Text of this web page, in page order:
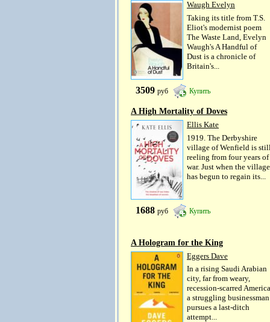
Waugh Evelyn
Taking its title from T.S.
Eliot's modernist poem
The Waste Land, Evelyn
Waugh's A Handful of
Dust is a chronicle of
Britain's...
3509 руб Купить
A High Mortality of Doves
Ellis Kate
1919. The Derbyshire
village of Wenfield is
reeling from four years of
war. Just when the village
has begun to regain its...
1688 руб Купить
A Hologram for the King
Eggers Dave
In a rising Saudi Arabian
city, far from weary,
recession-scarred
a struggling businessman
pursues a last-ditch
attempt...